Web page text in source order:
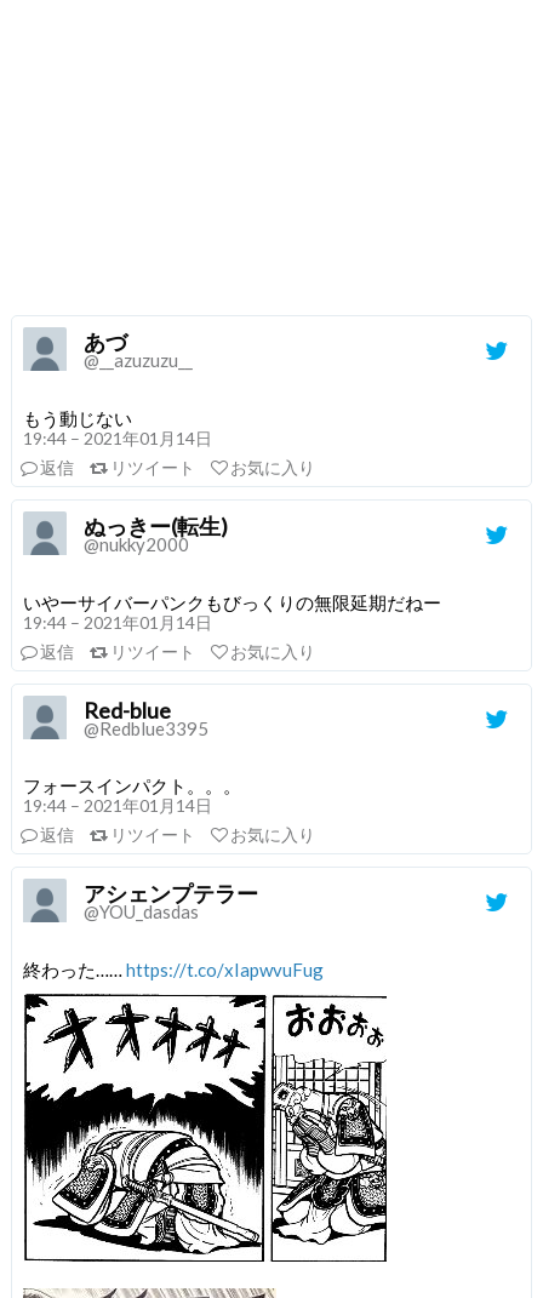
あづ
@__azuzuzu__
もう動じない
19:44 – 2021年01月14日
返信
リツイート お気に入り
ぬっきー(転生)
@nukky2000
いやーサイバーパンクもびっくりの無限延期だねー
19:44 – 2021年01月14日
返信
リツイート お気に入り
Red-blue
@Redblue3395
フォースインパクト。。。
19:44 – 2021年01月14日
返信
リツイート お気に入り
アシェンプテラー
@YOU_dasdas
終わった…… https://t.co/xIapwvuFug